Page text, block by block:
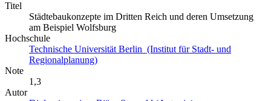
Titel
Städtebaukonzepte im Dritten Reich und deren Umsetzung
am Beispiel Wolfsburg
Hochschule
Technische Universität Berlin (Institut für Stadt- und
Regionalplanung)
Note
1,3
Autor